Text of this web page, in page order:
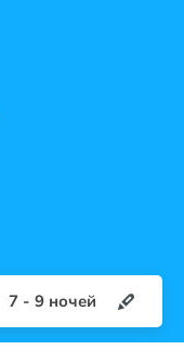
7 - 9 ночей